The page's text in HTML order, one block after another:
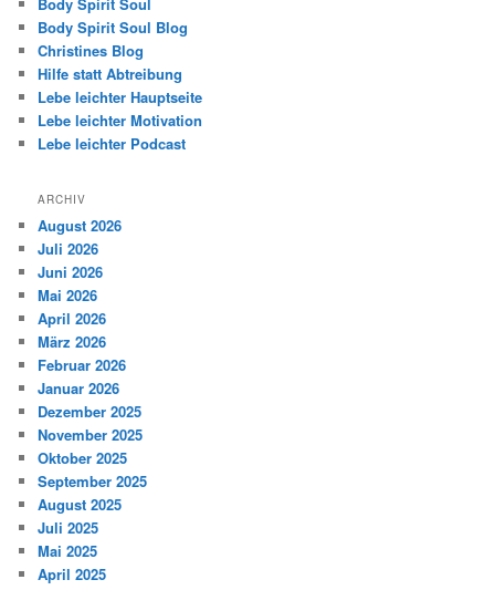
Body Spirit Soul
Body Spirit Soul Blog
Christines Blog
Hilfe statt Abtreibung
Lebe leichter Hauptseite
Lebe leichter Motivation
Lebe leichter Podcast
ARCHIV
August 2026
Juli 2026
Juni 2026
Mai 2026
April 2026
März 2026
Februar 2026
Januar 2026
Dezember 2025
November 2025
Oktober 2025
September 2025
August 2025
Juli 2025
Mai 2025
April 2025